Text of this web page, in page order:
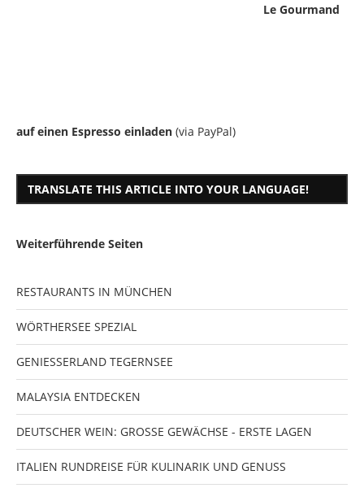
Le Gourmand
auf einen Espresso einladen (via PayPal)
TRANSLATE THIS ARTICLE INTO YOUR LANGUAGE!
Weiterführende Seiten
RESTAURANTS IN MÜNCHEN
WÖRTHERSEE SPEZIAL
GENIESSERLAND TEGERNSEE
MALAYSIA ENTDECKEN
DEUTSCHER WEIN: GROSSE GEWÄCHSE - ERSTE LAGEN
ITALIEN RUNDREISE FÜR KULINARIK UND GENUSS